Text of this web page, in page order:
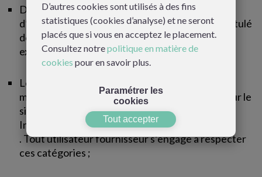
Diversifruits asbl se réserve également le droit
d’apporter des modifications mineurs dans l’intitulé
des offres sans en modifier le contenu (par
exemple, lors de présence de faute de frappe) ;
Les catégories de fruits, de végétaux ou de
matériels pouvant faire l’objet d’une annonce sur le
site Localifruits sont détaillées sur la page
Information utiles
. Tout utilisateur fournisseur s’engage à respecter
ces catégories ;
D’autres cookies sont utilisés à des fins
statistiques (cookies d’analyse) et ne seront
placés que si vous en acceptez le placement.
Consultez notrepolitique en matière de
cookies pour en savoir plus.
Paramétrer les
cookies
Tout accepter